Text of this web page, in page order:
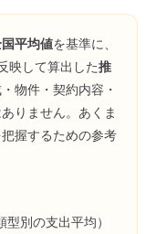
平均値を基準に、
映して算出した推
物件・契約内容・
りません。あくま
握するための参考
別の支出平均）